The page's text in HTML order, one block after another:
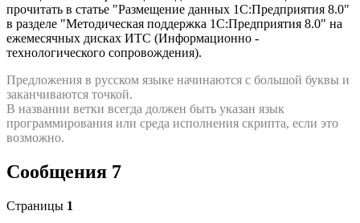
прочитать в статье "Размещение данных 1С:Предприятия 8.0"
в разделе "Методическая поддержка 1С:Предприятия 8.0" на
ежемесячных дисках ИТС (Информационно -
технологического сопровождения).
Предложения в русском языке начинаются с большой буквы и
заканчиваются точкой.
В названии ветки всегда должен быть указан язык
программирования или среда исполнения скрипта, если это
возможно.
Сообщения 7
Страницы 1